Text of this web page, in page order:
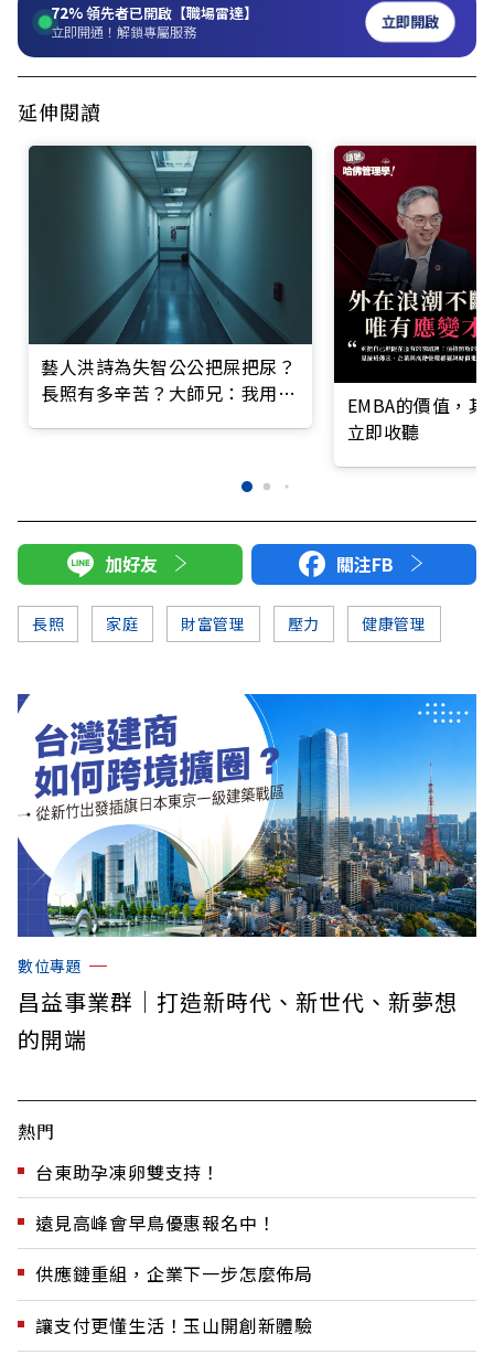
72%領先者已開啟【職場雷達】
立即開通！解鎖專屬服務 立即開啟
延伸閱讀
藝人洪詩為失智公公把屎把尿？
長照有多辛苦？大師兄：我用最
EMBA的價值，
立即收聽
加好友 關注FB
長照 家庭 財富管理 壓力 健康管理
數位專題
昌益事業群｜打造新時代、新世代、新夢想
的開端
熱門
台東助孕凍卵雙支持！
遠見高峰會早鳥優惠報名中！
供應鏈重組，企業下一步怎麼佈局
讓支付更懂生活！玉山開創新體驗